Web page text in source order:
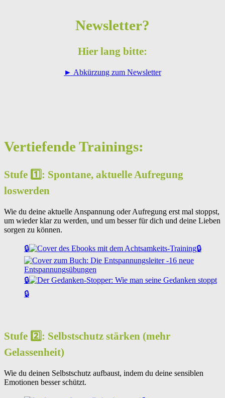
Newsletter?
Hier lang bitte:
► Abkürzung zum Newsletter
Vertiefende Trainings:
Stufe 1️⃣: Spontane, aktuelle Aufregung
loswerden
Wie du deine aktuelle Anspannung oder Aufregung erst mal stoppst,
um wieder klar zu werden, und um besser für dich und deine Lieben
sorgen zu können.
🔒 🔒
🔒
🔒
Stufe 2️⃣: Selbstschutz stärken (mehr
Gelassenheit)
Wie du deinen Selbstschutz aufbaust, indem du deine sensiblen
Emotionen besser schützt.